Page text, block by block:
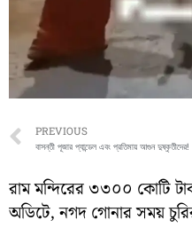
Prev
PREVIOUS
বাসন্তী পূজার প্যান্ডেল এবং প্রতিমায় আগুন দুষ্কৃতীদের!
রাম মন্দিরের ৩৩০০ কোটি
অডিটে, নগদ গোনার সময়